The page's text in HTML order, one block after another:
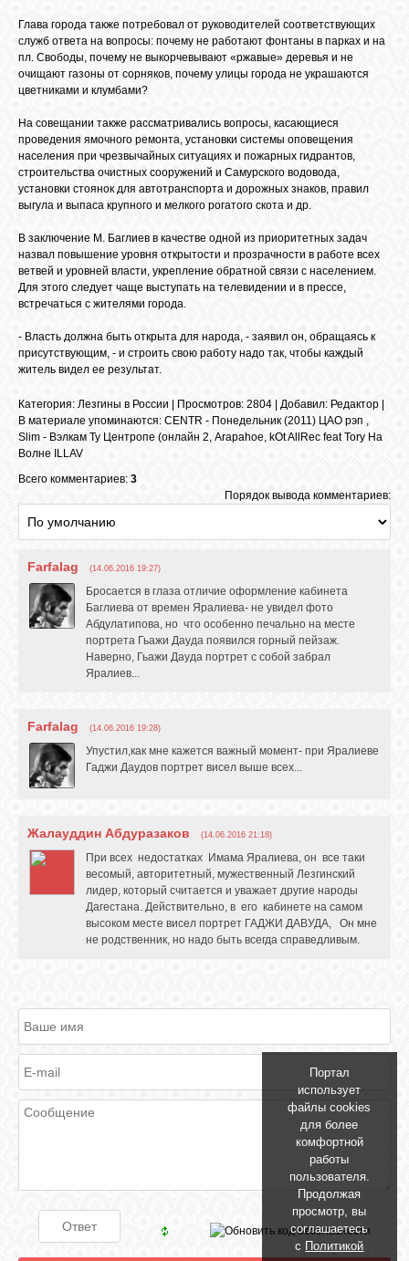
Глава города также потребовал от руководителей соответствующих
служб ответа на вопросы: почему не работают фонтаны в парках и на
пл. Свободы, почему не выкорчевывают «ржавые» деревья и не
очищают газоны от сорняков, почему улицы города не украшаются
цветниками и клумбами?
На совещании также рассматривались вопросы, касающиеся
проведения ямочного ремонта, установки системы оповещения
населения при чрезвычайных ситуациях и пожарных гидрантов,
строительства очистных сооружений и Самурского водовода,
установки стоянок для автотранспорта и дорожных знаков, правил
выгула и выпаса крупного и мелкого рогатого скота и др.
В заключение М. Баглиев в качестве одной из приоритетных задач
назвал повышение уровня открытости и прозрачности в работе всех
ветвей и уровней власти, укрепление обратной связи с населением.
Для этого следует чаще выступать на телевидении и в прессе,
встречаться с жителями города.
- Власть должна быть открыта для народа, - заявил он, обращаясь к
присутствующим, - и строить свою работу надо так, чтобы каждый
житель видел ее результат.
Категория: Лезгины в России Просмотров: 2804 | Добавил: Редактор
В материале упоминаются: CENTR - Понедельник (2011) ЦАО рэп ,
Slim - Вэлкам Ту Центропе (онлайн 2, Arapahoe, kOt AllRec feat Tory На
Волне ILLAV
Всего комментариев: 3
Порядок вывода комментариев:
Farfalag (14.06.2016 19:27)
Бросается в глаза отличие оформление кабинета
Баглиева от времен Яралиева- не увидел фото
Абдулатипова, но что особенно печально на месте
портрета Гьажи Дауда появился горный пейзаж.
Наверно, Гьажи Дауда портрет с собой забрал
Яралиев...
Farfalag (14.06.2016 19:28)
Упустил,как мне кажется важный момент- при Яралиеве
Гаджи Даудов портрет висел выше всех...
Жалауддин Абдуразаков (14.06.2016 21:18)
При всех недостатках Имама Яралиева, он все таки
весомый, авторитетный, мужественный Лезгинский
лидер, который считается и уважает другие народы
Дагестана. Действительно, в его кабинете на самом
высоком месте висел портрет ГАДЖИ ДАВУДА, Он мне
не родственник, но надо быть всегда справедливым.
Портал
использует
файлы cookies
для более
комфортной
работы
пользователя.
Продолжая
просмотр, вы
соглашаетесь
с Политикой